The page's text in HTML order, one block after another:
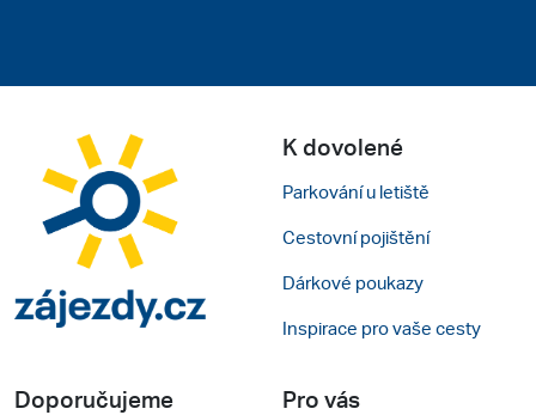
K dovolené
Parkování u letiště
Cestovní pojištění
Dárkové poukazy
Inspirace pro vaše cesty
Doporučujeme Pro vás